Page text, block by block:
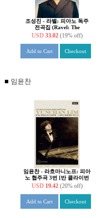
조성진 - 라벨: 피아노 독주
전곡집 (Ravel: The
Complete Solo Piano Works)
[카세트테이프]
USD 33.02 (19% off)
Add to Cart Checkout
임윤찬
임윤찬 - 라흐마니노프: 피아
노 협주곡 3번 [반 클라이번
콩쿠르 실황 녹음]
(Rachmaninov: Piano
이프]
USD 19.42 (20% off)
Add to Cart Checkout